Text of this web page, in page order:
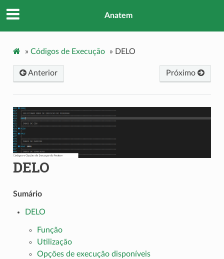
Anatem
» Códigos de Execução » DELO
Próximo
Anterior
DELO
Sumário
DELO
Função
Utilização
Opções de execução disponíveis